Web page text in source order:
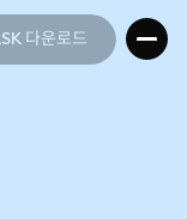
다운로드